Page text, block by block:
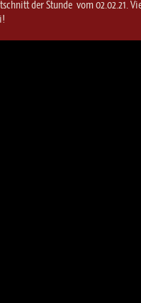
der Stunde vom 02.02.21.